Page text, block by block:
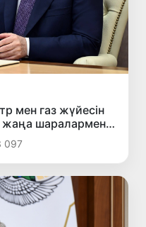
мен газ жүйесін
жаңа шаралармен
097